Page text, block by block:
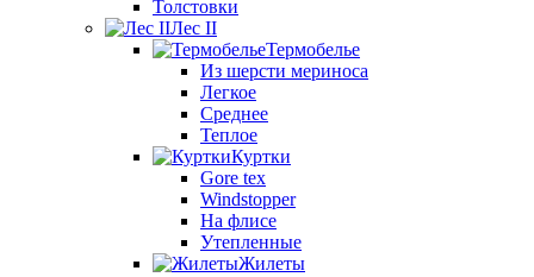
Толстовки
Лес II
Термобелье
Из шерсти мериноса
Легкое
Среднее
Теплое
Куртки
Gore tex
Windstopper
На флисе
Утепленные
Жилеты